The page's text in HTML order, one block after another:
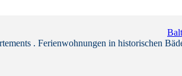
. Ferienwohnungen in historischen